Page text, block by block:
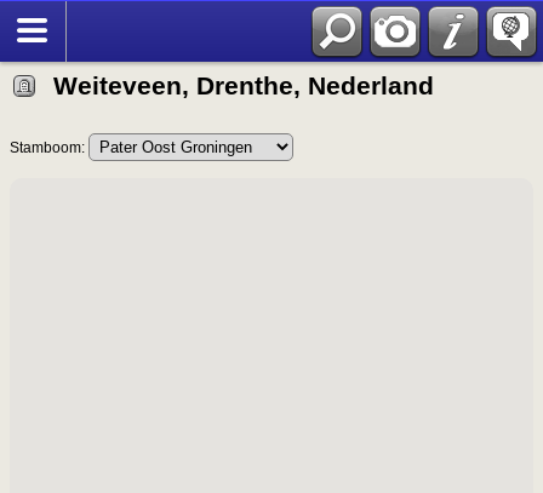
Weiteveen, Drenthe, Nederland
Stamboom: